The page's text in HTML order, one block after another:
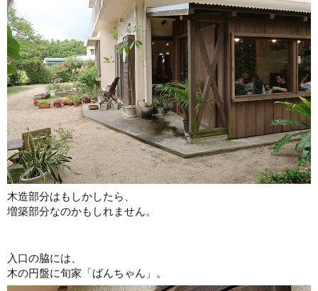
木造部分はもしかしたら、
増築部分なのかもしれません。
入口の脇には、
木の円盤に旬家「ばんちゃん」。